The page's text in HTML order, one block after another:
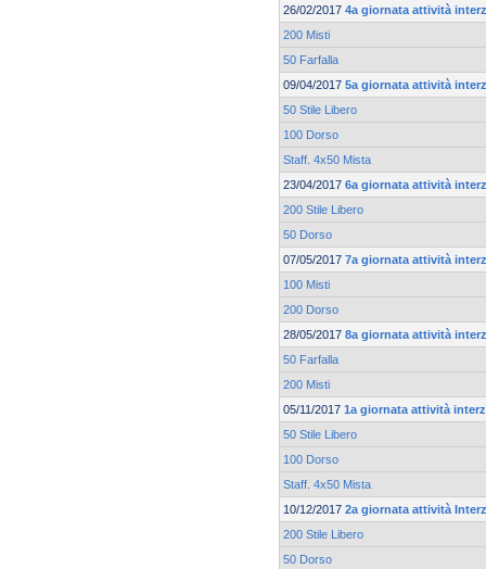
26/02/2017 4a giornata attività
200 Misti
50 Farfalla
09/04/2017 5a giornata attività
50 Stile Libero
100 Dorso
Staff. 4x50 Mista
23/04/2017 6a giornata attività
200 Stile Libero
50 Dorso
07/05/2017 7a giornata attività
100 Misti
200 Dorso
28/05/2017 8a giornata attività
50 Farfalla
200 Misti
05/11/2017 1a giornata attività
50 Stile Libero
100 Dorso
Staff. 4x50 Mista
10/12/2017 2a giornata attività
200 Stile Libero
50 Dorso